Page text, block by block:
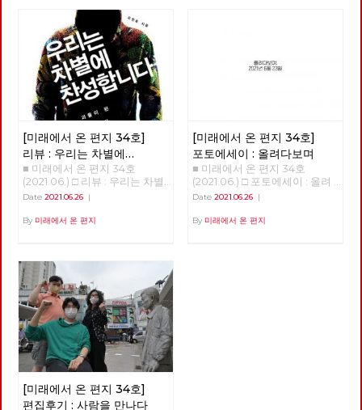
강을 건너야 했지만, 폭염을 피
하기 위해 북한산의 숲길부터 걷
기로 경로를 변경했다. 가을까지
북한산에서 보내고, 초겨울 다시
광나루에서 한강을 건넜다. 혹한
이 거셌던 2021년 1월, 중대재해
기업처벌법 제정을 요구하며 국
회 앞에서 단식투쟁을 이어가던
무렵에는 여의도 샛강을 따라 한
국 정치의 경계, 국회의사당 주
변을 걷기도 했다. 사실 경계사
진의 목표는 지리적 경계를 넘어
정치적 경계를 확인하고 그 경계
를 넘어서는 것이었으니, 국회
담장이야말로 노동자 민중이 넘
어야 할 가장 멀고 높은 경계였
다. 관악산에서 진달래꽃과 함
께 봄을 맞이한 후 안양천과 한
마침내 도봉산을 지나 출발지였
던 서울창포원에 도착했다. 서울
경계의 숲과 마을을 걸으며 사계
절을 다 보낸 셈이다. 지역 주민
들의 휴식을 위해서건 관광수익
을 위해서건 지자체마다 둘레길
조성 붐이 일고 있지만, 경계사
진이 걸었던 공간과 시간은 달랐
다. 23차 마지막 출사 역시 서울
둘레길이라는 경계를 벗어나, 이
재유 선생이 체포된 곳으로 추정
제정과 개정, 당의 조직진로나
주요정책 및 사업방향에 관한 결
정 등을 합니다. 이날 선출된 10
명의 당대회 준비위원들은 당대
회에서 함께 논의하고 결정할 안
건을 준비하고, 전국순회토론회
및 본행사를 기획합니다. 현재
예정대로라면 2021년 정기당대
회는 9월 11일 개최합니다. 당대
회가 노동당의 미래를 위한 토론
과 전국 당원들이 함께하는 축제
의 장이 되자면, 당원들의 많은
관심과 참여가 필요합니다. 같
은 날, 전국위원회는 22년 대선
과 지선에 대한 노동당의 기본방
세와 함께 당의 성장을 고려하면
지역정치를 강화한다는 목표 아
래 4대 기본방침을 채택했습니
다. 첫째, 2024년 총선까지 고
려하여 2022년 대선과 지선을
전략적으로 배치, 공약과 후보를
준비한다. 둘째, 사회주의 좌파
공동대응을 추진하며, 대선의 경
우 원탁회의를 통해 긍정적 논의
결과를 끌어내며, 제진보좌파 세
든 광역당부에서 지방선거 출마
를 준비하고, 그 결과로 지방의
상승해 지금과 같은 대륙 모양이
에서 태어난 현생 인류가 전세계
에 지금 같은 문명을 형성하며
살고 있다. 우리가 사는 지금을
신생대 제4기 가운데 충적세라
고 부르는 것은 이렇게 충적 평
야가 생겨난 까닭이다. 한데 지
후 급상승하고 있다. 또 이산화
년대를 겨냥하던 이른바 ‘레트로
retro’ 또는 ‘뉴트로newtro’ 경
향은, [암살](2015), [덕혜옹주]
(2016), [미스터 션샤인](2018)
등과 함께 이제는 1920~30년대
전후로까지 거슬러 올라가고 있
습니다. 그 결과, 50년 전은 물론
이고 100년 전의 의상과 소품,
건축까지 영화 세트나 사진 스튜
디오를 벗어나 골목으로, 일상으
로 쏟아져 나오고 있습니다. 그
리고 이 복고 경향 속에서, 과거
는 물론이고 현재를 살아냈던 사
람들의 자취는 그들이 걸었던 길
과 함께 지워지곤 합니다. 복고
의 소비는, 그 시대를 이미 경험
한 세대에게는 향수와 그리움을,
그 시대를 처음 경험하는 세대에
에 지쳐 있는 현대인들은, 이미
지나간 과거를 소비하며 안정감
을 느낀답니다. 게다가 복고 문
화의 소비는 스마트폰으로 자신
의 삶을 전시하는 것이 일상화된
시대에 필요한 특별한 배경과 소
품을 마련해 줍니다. 100년 전
경성의 ‘모던보이’나 ‘모던걸’의
의상을 입고 ‘전차’를 타고 도착
한 ‘다방’에 앉아 ‘가베’를 마시는
‘경성레트로’도 그 중 하나입니
미국의 허리케인과도 같은 의외
의 변화를 일으키기도 했다. 아
어났으며, 완전하다고 할 수는
없지만 예방백신과 치료제들이
만들어졌다. 또한, 어떤 방역체
계가 잘 작동하는지 아닌 지를
판별할 수 있는 경험들도 쌓이기
시작했다. 그와 함께, 이 바이러
스의 창궐이 우리의 삶에 어떤
변화를 가져올까 하는 점에 대한
[미래에서 온 편지 34호]
리뷰 : 우리는 차별에
찬성합니다
■ 미래에서 온 편지 34호
(2021.06.) □ 리뷰 : 우리는 차별
에 찬성합니다 김혜리 오찬호
(개마고원, 2013) "이렇게 다시
요... 어떻게 세상이 이렇게까지
됐는지, 참..." 이 대화는 소박한
자유인 후지이 모임에서 <우리
는 차별에 찬성합니다>를 읽고
토론하던 중, 휴식 시간에 모임
구성원인 박수영 동지와 나눈 것
이다. 이 책을 읽고 나서 가장 기
억에 남은 것은 책 내용보다도
위의 대화였다. 박수영 동지는
몇 번이고 미안하다고 말했다.
이상하고 괴상한 사회를 위로가
바꿀 순 없지만, 난 고마웠다. 늘
Date 2021.06.26 |
By 미래에서 온 편지
[미래에서 온 편지 34호]
포토에세이 : 올려다보며
■ 미래에서 온 편지 34호
(2021.06.) □ 포토에세이 : 올려
다보며 <작성: 이용규>
Date 2021.06.26|
By 미래에서 온 편지
[미래에서 온 편지 34호]
편집후기 : 사람을 만나다